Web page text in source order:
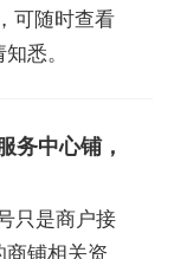
可随时查看
悉。
务中心铺，
只是商户接
铺相关资